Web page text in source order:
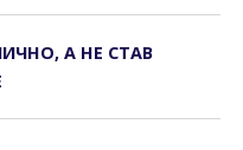
А НЕ СТАВ